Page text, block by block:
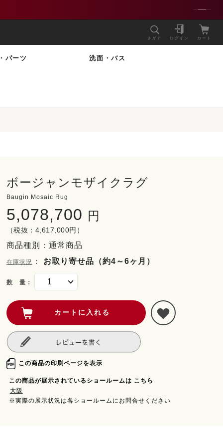
さがす ログイン カート
パーツ 洗面・バス
ボージャンモザイクラグ
Baugin Mosaic Rug
5,078,700 円
（税抜：4,617,000円）
商品種別：通常商品
在庫状況 ： お取り寄せ品（約4～6ヶ月）
数 量：
この商品の印刷ページを表示
この商品が展示されているショールームは こちら
大阪
※実際の展示状況は各ショールームにお問合せください